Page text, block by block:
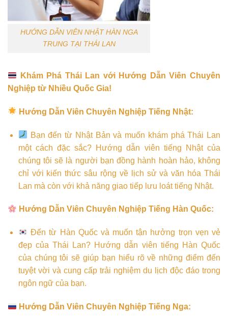
HƯỚNG DẪN VIÊN NHẬT HÀN NGA
TRUNG TẠI THÁI LAN
Khám Phá Thái Lan với Hướng Dẫn Viên Chuyên
Nghiệp từ Nhiều Quốc Gia!
Hướng Dẫn Viên Chuyên Nghiệp Tiếng Nhật:
Bạn đến từ Nhật Bản và muốn khám phá Thái Lan
một cách đặc sắc? Hướng dẫn viên tiếng Nhật của
chúng tôi sẽ là người bạn đồng hành hoàn hảo, không
chỉ với kiến thức sâu rộng về lịch sử và văn hóa Thái
Lan mà còn với khả năng giao tiếp lưu loát tiếng Nhật.
Hướng Dẫn Viên Chuyên Nghiệp Tiếng Hàn Quốc:
Đến từ Hàn Quốc và muốn tận hưởng trọn vẹn vẻ
đẹp của Thái Lan? Hướng dẫn viên tiếng Hàn Quốc
của chúng tôi sẽ giúp bạn hiểu rõ về những điểm đến
tuyệt vời và cung cấp trải nghiệm du lịch độc đáo trong
ngôn ngữ của bạn.
Hướng Dẫn Viên Chuyên Nghiệp Tiếng Nga: